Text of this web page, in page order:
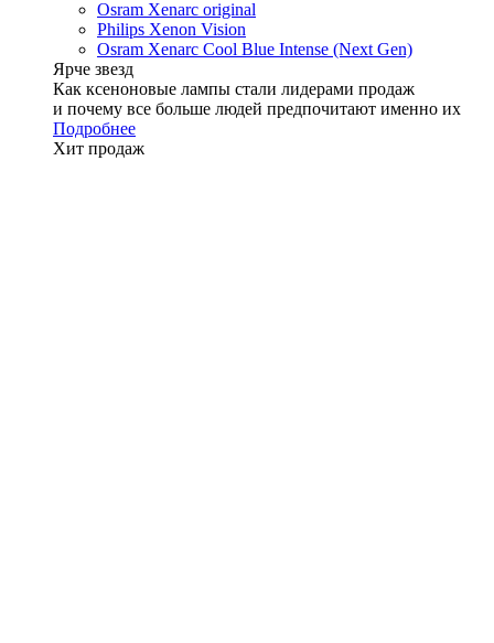
Osram Xenarc original
Philips Xenon Vision
Osram Xenarc Cool Blue Intense (Next Gen)
Ярче звезд
Как ксеноновые лампы стали лидерами продаж
и почему все больше людей предпочитают именно их
Подробнее
Хит продаж